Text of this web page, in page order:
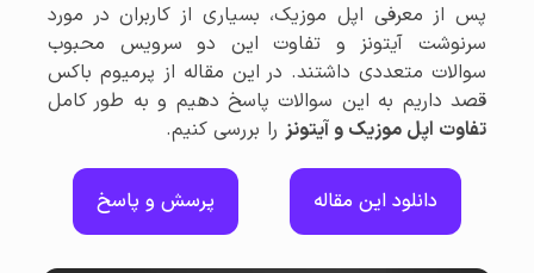
پس از معرفی اپل موزیک، بسیاری از کاربران در مورد
سرنوشت آیتونز و تفاوت این دو سرویس محبوب
سوالات متعددی داشتند. در این مقاله از پرمیوم باکس
قصد داریم به این سوالات پاسخ دهیم و به طور کامل
تفاوت اپل موزیک و آیتونز را بررسی کنیم.
دانلود این مقاله پرسش و پاسخ